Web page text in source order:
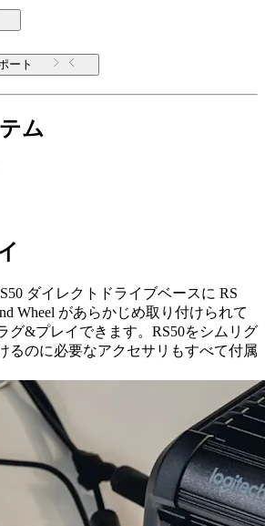
および サポート
ム
ダイレクトドライブベースに RS
Wheel があらかじめ取り付けられて
グ&プレイできます。RS50をシムリグ
るのに必要なアクセサリもすべて付属